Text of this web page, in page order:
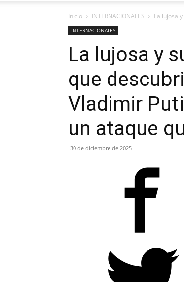
Inicio INTERNACIONALES La lujosa
INTERNACIONALES
La lujosa y
que
Vladimir
un ataque
30 de diciembre de 2025